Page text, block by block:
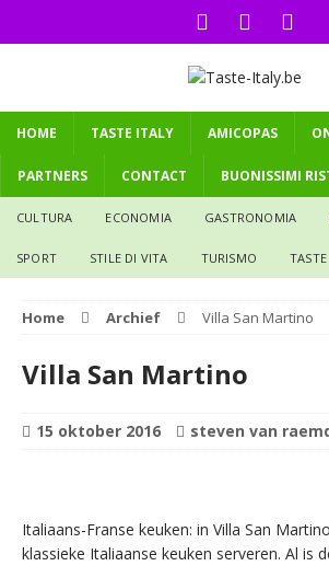
HOME TASTE ITALY AMICOPAS
PARTNERS CONTACT BUONISSIMI
CULTURA ECONOMIA GASTRONOMIA
SPORT STILE DI VITA TURISMO
Home Archief Villa San Martino
Villa San Martino
15 oktober 2016 steven van
Italiaans-Franse keuken: in Villa San
klassieke Italiaanse keuken serveren. Al is